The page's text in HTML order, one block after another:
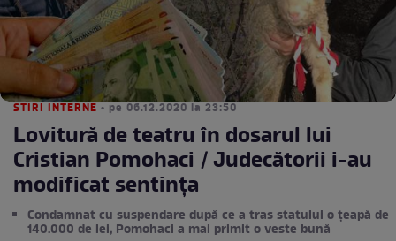
STIRI INTERNE • pe 06.12.2020 la 23:50
Lovitură de teatru în dosarul lui
Cristian Pomohaci / Judecătorii i-au
modificat sentința
Condamnat cu suspendare după ce a tras statului o țeapă de
140.000 de lei, Pomohaci a mai primit o veste bună